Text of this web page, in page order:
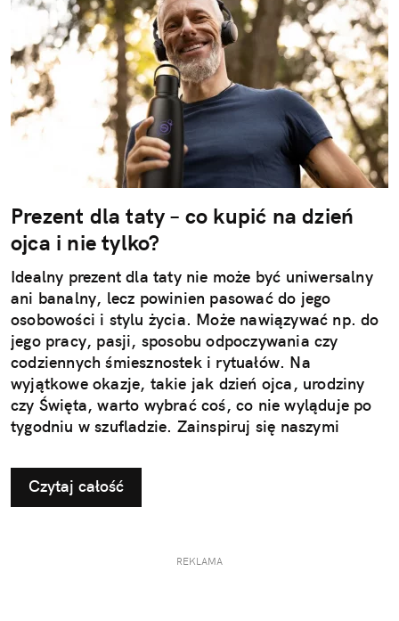
Prezent dla taty – co kupić na dzień
ojca i nie tylko?
Idealny prezent dla taty nie może być uniwersalny
ani banalny, lecz powinien pasować do jego
osobowości i stylu życia. Może nawiązywać np. do
jego pracy, pasji, sposobu odpoczywania czy
codziennych śmiesznostek i rytuałów. Na
wyjątkowe okazje, takie jak dzień ojca, urodziny
czy Święta, warto wybrać coś, co nie wyląduje po
tygodniu w szufladzie. Zainspiruj się naszymi
taty.
Czytaj całość
REKLAMA